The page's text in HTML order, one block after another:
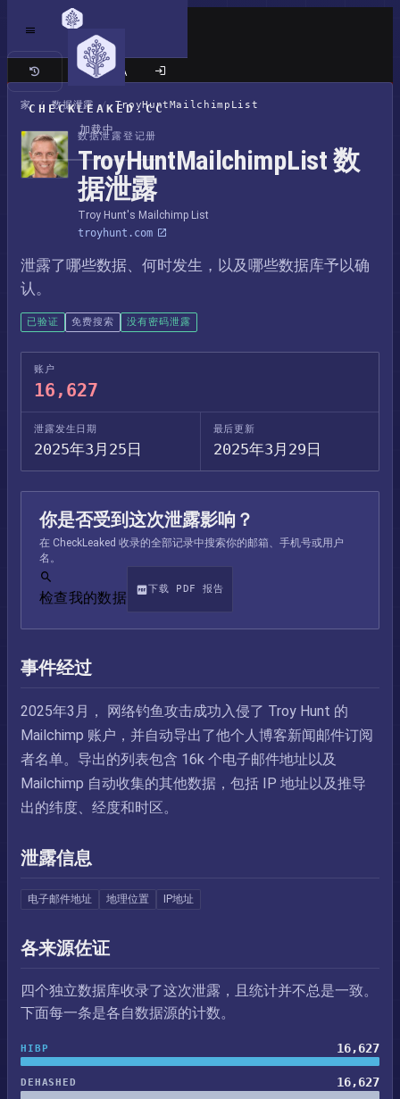
CHECKLEAKED.CC
加载中
经典站点
家 / 数据泄露 / TroyHuntMailchimpList
数据泄露登记册
TroyHuntMailchimpList 数
据泄露
Troy Hunt's Mailchimp List
troyhunt.com
泄露了哪些数据、何时发生，以及哪些数据库予以确
认。
已验证 免费搜索 没有密码泄露
账户
16,627
泄露发生日期
2025年3月25日
最后更新
2025年3月29日
你是否受到这次泄露影响？
在 CheckLeaked 收录的全部记录中搜索你的邮箱、手机号或用户
名。
检查我的数据
下载 PDF 报告
事件经过
2025年3月， 网络钓鱼攻击成功入侵了 Troy Hunt 的
Mailchimp 账户，并自动导出了他个人博客新闻邮件订阅
者名单。导出的列表包含 16k 个电子邮件地址以及
Mailchimp 自动收集的其他数据，包括 IP 地址以及推导
出的纬度、经度和时区。
泄露信息
电子邮件地址 地理位置 IP地址
各来源佐证
四个独立数据库收录了这次泄露，且统计并不总是一致。
下面每一条是各自数据源的计数。
HIBP 16,627
DEHASHED 16,627